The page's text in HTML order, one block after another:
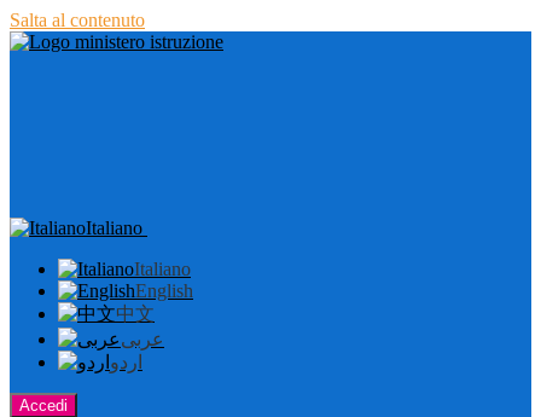
Salta al contenuto
Italiano
Italiano
English
中文
عربى
اردو
Accedi